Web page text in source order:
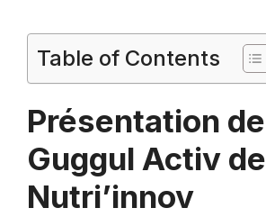
Table of Contents
Présentation de
Guggul Activ de
Nutri’innov